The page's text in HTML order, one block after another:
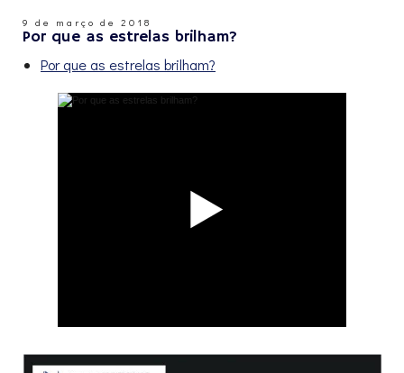
9 de março de 2018
Por que as estrelas brilham?
Por que as estrelas brilham?